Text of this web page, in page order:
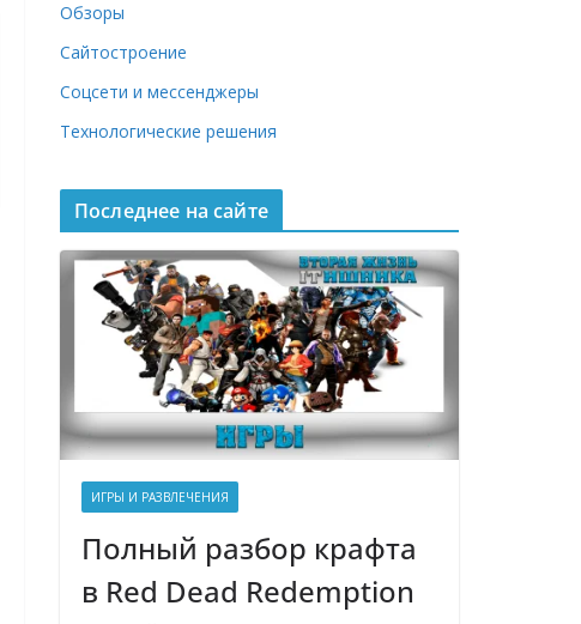
Обзоры
Сайтостроение
Соцсети и мессенджеры
Технологические решения
Последнее на сайте
ИГРЫ И РАЗВЛЕЧЕНИЯ
Полный разбор крафта
в Red Dead Redemption